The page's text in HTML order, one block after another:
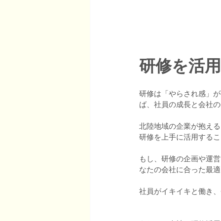
研修を活
研修は「やらされ感」
ば、社員の成長と会社
北陸地域の企業が抱え
研修を上手に活用する
もし、研修の企画や運
なたの会社に合った最
社員がイキイキと働き